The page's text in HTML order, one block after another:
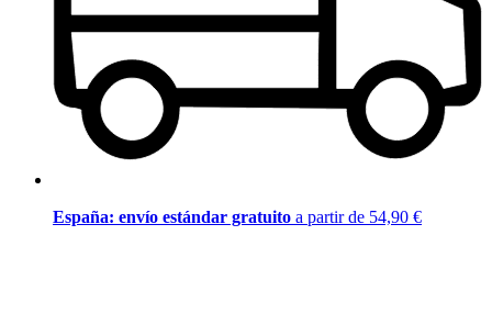
España: envío estándar gratuito a partir de 54,90 €